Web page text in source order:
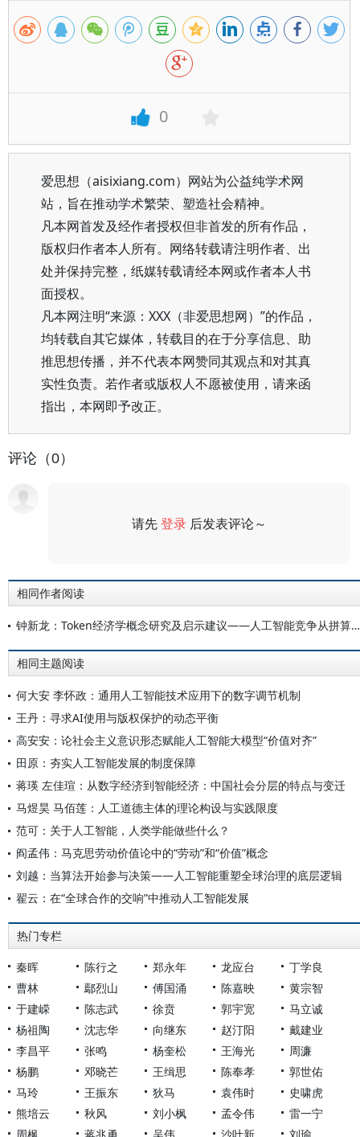
0
爱思想（aisixiang.com）网站为公益纯学术网
站，旨在推动学术繁荣、塑造社会精神。
凡本网首发及经作者授权但非首发的所有作品，
版权归作者本人所有。网络转载请注明作者、出
处并保持完整，纸媒转载请经本网或作者本人书
面授权。
凡本网注明“来源：XXX（非爱思想网）”的作品，
均转载自其它媒体，转载目的在于分享信息、助
推思想传播，并不代表本网赞同其观点和对其真
实性负责。若作者或版权人不愿被使用，请来函
指出，本网即予改正。
评论（0）
请先登录 后发表评论～
相同作者阅读
钟新龙：Token经济学概念研究及启示建议——人工智能竞争从拼算力转为拼价值
相同主题阅读
何大安 李怀政：通用人工智能技术应用下的数字调节机制
王丹：寻求AI使用与版权保护的动态平衡
高安安：论社会主义意识形态赋能人工智能大模型“价值对齐”
田原：夯实人工智能发展的制度保障
蒋瑛 左佳瑄：从数字经济到智能经济：中国社会分层的特点与变迁
马煜昊 马佰莲：人工道德主体的理论构设与实践限度
范可：关于人工智能，人类学能做些什么？
阎孟伟：马克思劳动价值论中的“劳动”和“价值”概念
刘越：当算法开始参与决策——人工智能重塑全球治理的底层逻辑
翟云：在“全球合作的交响”中推动人工智能发展
热门专栏
秦晖 陈行之 郑永年 龙应台
丁学良
曹林
鄢烈山 傅国涌 陈嘉映
黄宗智
于建嵘
陈志武 徐贲 郭宇宽
马立诚
杨祖陶
沈志华 向继东 赵汀阳
戴建业
李昌平
张鸣 杨奎松 王海光
周濂
杨鹏
邓晓芒 王缉思 陈奉孝
郭世佑
马玲
王振东 狄马 袁伟时
史啸虎
熊培云
秋风 刘小枫 孟令伟
雷一宁